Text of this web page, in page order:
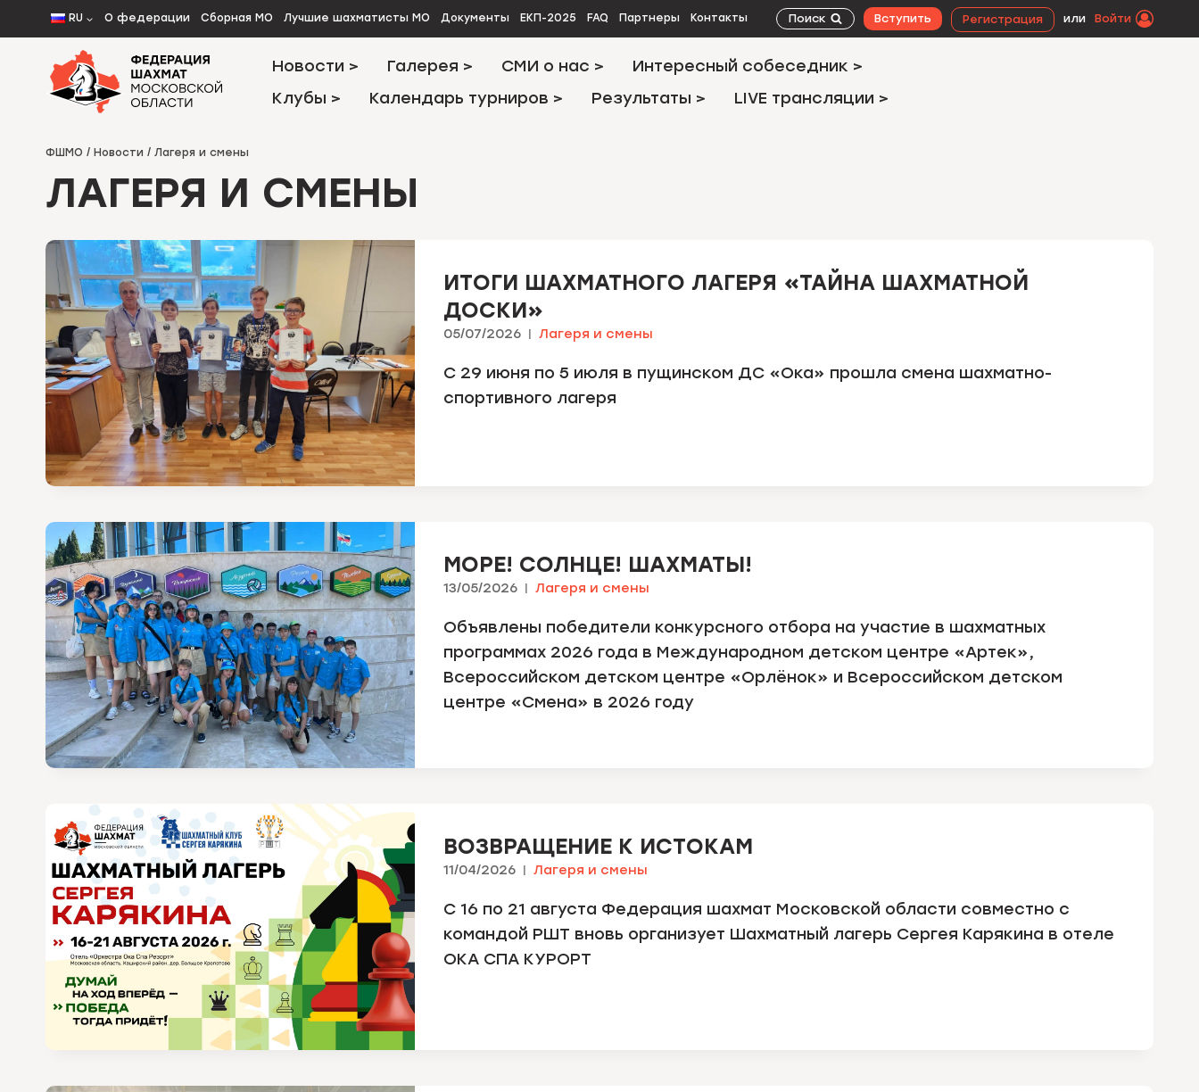
Перейти
к
содержимому
RU О федерации Сборная МО Лучшие шахматисты МО Документы ЕКП-2025 FAQ Партнеры Контакты Поиск Вступить Регистрация или Войти
Новости > Галерея > СМИ о нас >
Интересный собеседник >
Клубы >
Календарь турниров > Результаты > LIVE трансляции >
ФШМО / Новости / Лагеря и смены
ЛАГЕРЯ И СМЕНЫ
ИТОГИ ШАХМАТНОГО ЛАГЕРЯ «ТАЙНА ШАХМАТНОЙ
ДОСКИ»
05/07/2026 Лагеря и смены
С 29 июня по 5 июля в пущинском ДС «Ока» прошла смена шахматно-
спортивного лагеря
МОРЕ! СОЛНЦЕ! ШАХМАТЫ!
13/05/2026 Лагеря и смены
Объявлены победители конкурсного отбора на участие в шахматных
программах 2026 года в Международном детском центре «Артек»,
Всероссийском детском центре «Орлёнок» и Всероссийском детском
центре «Смена» в 2026 году
ВОЗВРАЩЕНИЕ К ИСТОКАМ
11/04/2026 Лагеря и смены
С 16 по 21 августа Федерация шахмат Московской области совместно с
командой РШТ вновь организует Шахматный лагерь Сергея Карякина в отеле
ОКА СПА КУРОРТ